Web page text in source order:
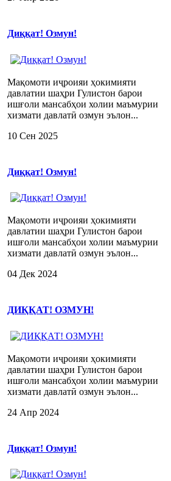
Диққат! Озмун!
Мақомоти иҷроияи ҳокимияти
давлатии шаҳри Гулистон барои
ишғоли мансабҳои холии маъмурии
хизмати давлатӣ озмун эълон...
10 Сен 2025
Диққат! Озмун!
Мақомоти иҷроияи ҳокимияти
давлатии шаҳри Гулистон барои
ишғоли мансабҳои холии маъмурии
хизмати давлатӣ озмун эълон...
04 Дек 2024
ДИҚҚАТ! ОЗМУН!
Мақомоти иҷроияи ҳокимияти
давлатии шаҳри Гулистон барои
ишғоли мансабҳои холии маъмурии
хизмати давлатӣ озмун эълон...
24 Апр 2024
Диққат! Озмун!